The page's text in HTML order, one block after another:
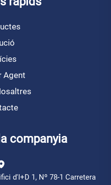
Agent
companyia
d'I+D 1, Nº 78-1 Carretera